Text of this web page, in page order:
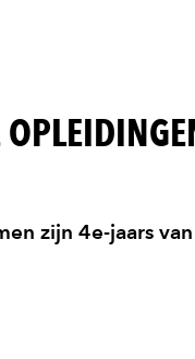
zijn 4e-jaars